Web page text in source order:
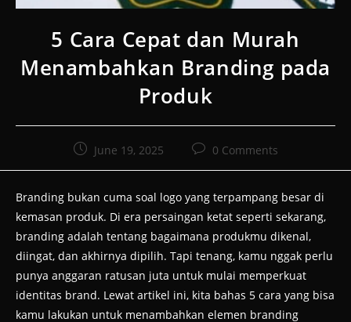
5 Cara Cepat dan Murah
Menambahkan Branding pada
Produk
Post June 19, 2025
Post 0 Comments
Branding bukan cuma soal logo yang terpampang besar di
kemasan produk. Di era persaingan ketat seperti sekarang,
branding adalah tentang bagaimana produkmu dikenal,
diingat, dan akhirnya dipilih. Tapi tenang, kamu nggak perlu
punya anggaran ratusan juta untuk mulai memperkuat
identitas brand. Lewat artikel ini, kita bahas 5 cara yang bisa
kamu lakukan untuk menambahkan elemen branding